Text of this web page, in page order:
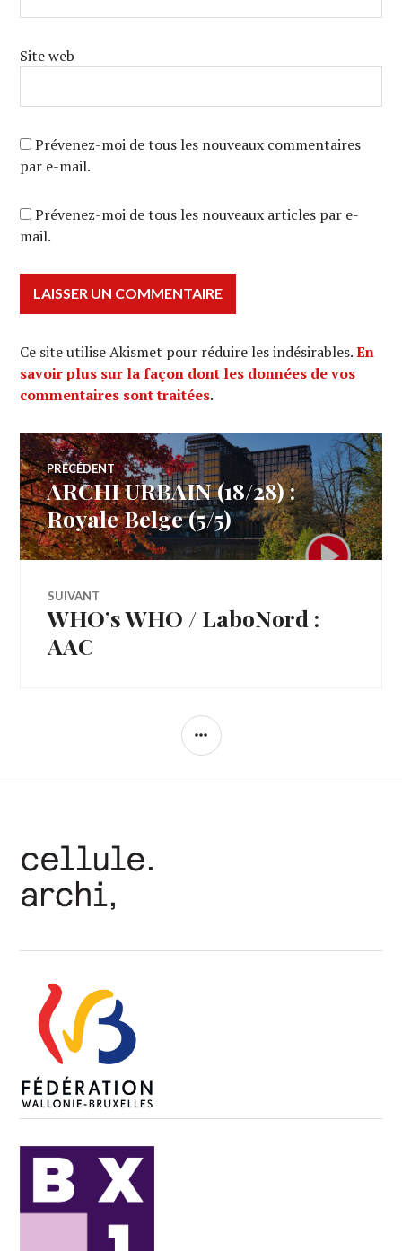
Site web
Prévenez-moi de tous les nouveaux commentaires
par e-mail.
Prévenez-moi de tous les nouveaux articles par e-
mail.
Ce site utilise Akismet pour réduire les indésirables.En
savoir plus sur la façon dont les données de vos
commentaires sont traitées.
Navigation
de
l’article
PRÉCÉDENT
Article
précédent :
ARCHI URBAIN (18/28) :
Royale Belge (5/5)
SUIVANT
Article
WHO’s WHO / LaboNord :
AAC
COLONNE